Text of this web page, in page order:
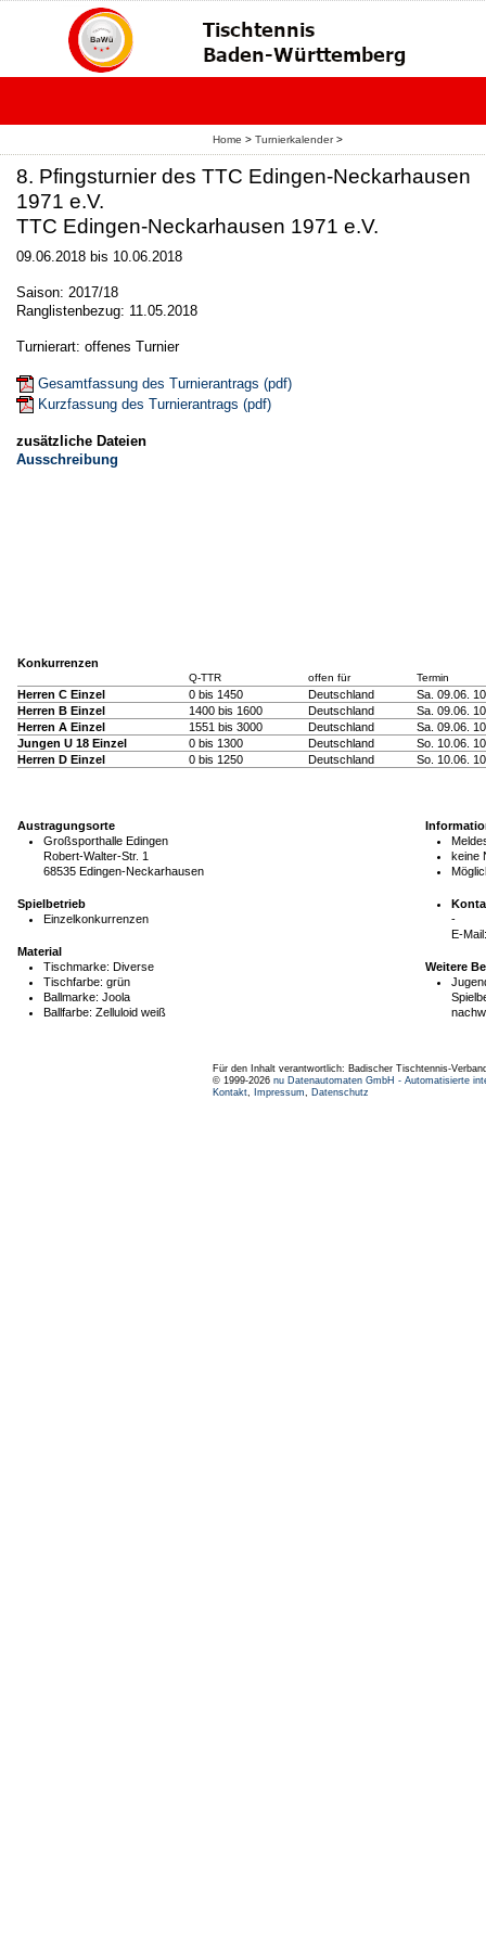
Home > Turnierkalender>
8. Pfingsturnier des TTC Edingen-Neckarhausen
1971 e.V.
TTC Edingen-Neckarhausen 1971 e.V.
09.06.2018 bis 10.06.2018
Saison: 2017/18
Ranglistenbezug: 11.05.2018
Turnierart: offenes Turnier
Gesamtfassung des Turnierantrags (pdf)
Kurzfassung des Turnierantrags (pdf)
zusätzliche Dateien
Ausschreibung
Konkurrenzen
Q-TTR offen für Termin
Herren C Einzel 0 bis 1450 Deutschland
Sa. 09.06.
Herren B Einzel
1400 bis 1600 Deutschland
Sa. 09.06.
Herren A Einzel
1551 bis 3000 Deutschland
Sa. 09.06.
Jungen U 18 Einzel
0 bis 1300 Deutschland
So. 10.06.
Herren D Einzel
0 bis 1250 Deutschland So. 10.06.
Austragungsorte
Großsporthalle Edingen
Robert-Walter-Str. 1
68535 Edingen-Neckarhausen
Spielbetrieb
Einzelkonkurrenzen
Material
Tischmarke: Diverse
Tischfarbe: grün
Ballmarke: Joola
Ballfarbe: Zelluloid weiß
keine
-
E-Mail:
Weitere
Für den Inhalt verantwortlich: Badischer Tischtennis-
© 1999-2026 nu Datenautomaten GmbH - Automatisierte
Kontakt
Impressum Datenschutz